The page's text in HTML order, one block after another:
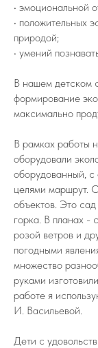
• эмоциональной
• положительных
природой;
• умений
В нашем детском
формирование
максимально
В рамках работы
оборудовали
оборудованный, с
целями маршрут.
объектов. Это
горка. В планах -
розой ветров и
погодными
множество
руками
работе я
И. Васильевой.
Дети с